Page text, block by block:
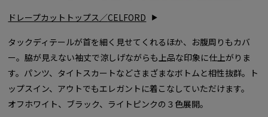
ドレープカットトップス／CELFORD
タックディテールが首を細く見せてくれるほか、お腹周りもカバ
ー。脇が見えない袖丈で涼しげながらも上品な印象に仕上がりま
す。パンツ、タイトスカートなどさまざまなボトムと相性抜群。ト
ップスイン、アウトでもエレガントに着こなしていただけます。
オフホワイト、ブラック、ライトピンクの３色展開。